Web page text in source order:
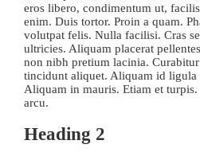
eros libero, condimentum ut,
enim. Duis tortor. Proin a quam.
volutpat felis. Nulla facilisi. Cras
ultricies. Aliquam placerat
non nibh pretium lacinia.
tincidunt aliquet. Aliquam id ligula
Aliquam in mauris. Etiam et
arcu.
Heading 2